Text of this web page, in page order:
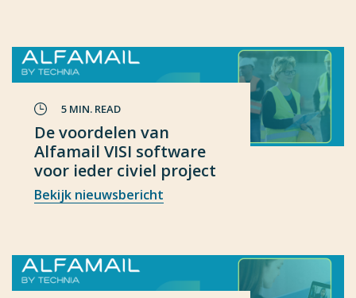
5 MIN. READ
De voordelen van
Alfamail VISI software
voor ieder civiel project
Bekijk nieuwsbericht